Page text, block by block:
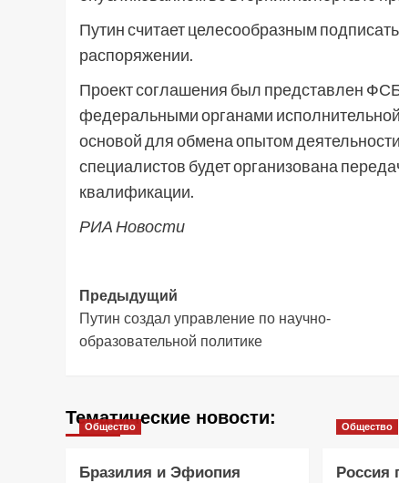
Путин считает целесообразным
распоряжении.
Проект соглашения был представлен
федеральными органами
основой для обмена опытом
специалистов будет организована
квалификации.
РИА Новости
Навигация
записи
Предыдущий
Путин создал управление по научно-
образовательной политике
Тематические новости:
Общество
Бразилия и Эфиопия
Общество
Россия